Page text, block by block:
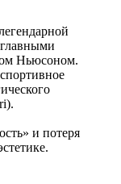
Ньюсоном.
и потеря